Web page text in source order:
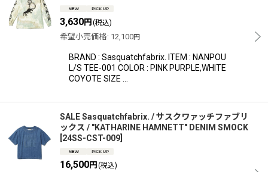
3,630円 (税込)
希望小売価格: 12,100円
BRAND : Sasquatchfabrix. ITEM : NANPOU
L/S TEE-001 COLOR : PINK PURPLE,WHITE
COYOTE SIZE …
SALE Sasquatchfabrix. / サスクワァッチファブリ
ックス / "KATHARINE HAMNETT" DENIM SMOCK
24SS-CST-009
16,500円 (税込)